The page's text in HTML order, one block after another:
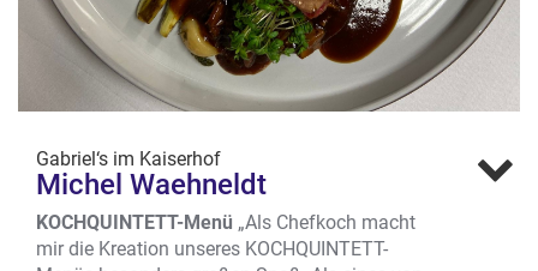
Gabriel‘s im Kaiserhof
Michel Waehneldt
KOCHQUINTETT-Menü „Als Chefkoch macht
mir die Kreation unseres KOCHQUINTETT-